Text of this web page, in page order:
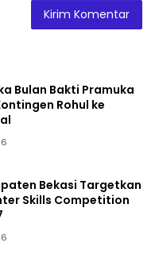
Bulan Bakti Pramuka
Rohul ke
Bekasi Targetkan
Skills Competition